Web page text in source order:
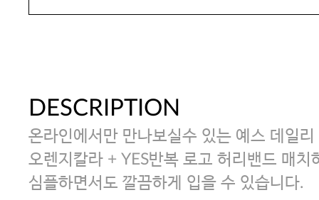
DESCRIPTION
온라인에서만 만나보실수 있는 예스 데일
오렌지칼라 + YES반복 로고 허리밴드 매치
심플하면서도 깔끔하게 입을 수 있습니다.